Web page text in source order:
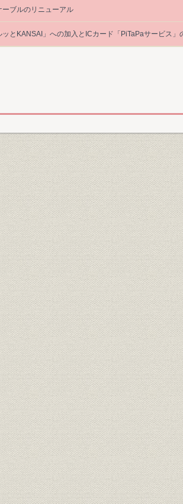
ーブルのリニューアル
ッとKANSAI」への加入とICカード「PiTaPaサービス」